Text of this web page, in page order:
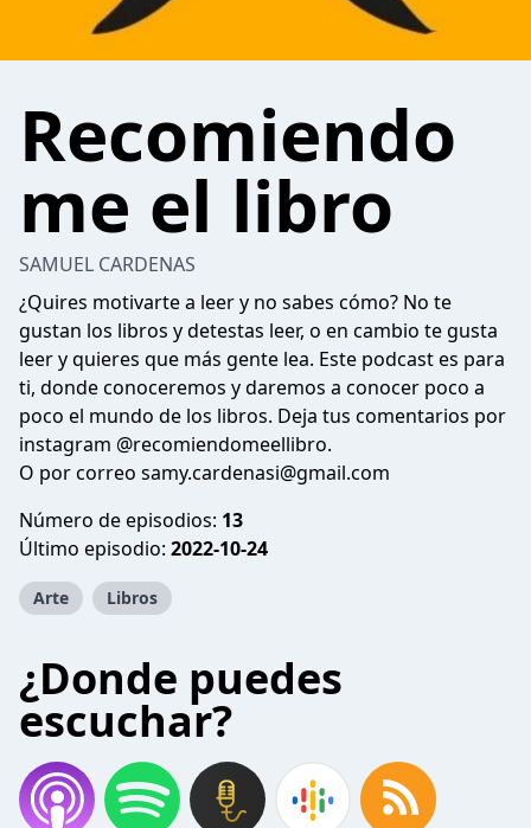
Recomiendo
me el libro
SAMUEL CARDENAS
¿Quires motivarte a leer y no sabes cómo? No te
gustan los libros y detestas leer, o en cambio te gusta
leer y quieres que más gente lea. Este podcast es para
ti, donde conoceremos y daremos a conocer poco a
poco el mundo de los libros. Deja tus comentarios por
instagram @recomiendomeellibro.
O por correo samy.cardenasi@gmail.com
Número de episodios: 13
Último episodio: 2022-10-24
Arte Libros
¿Donde puedes
escuchar?